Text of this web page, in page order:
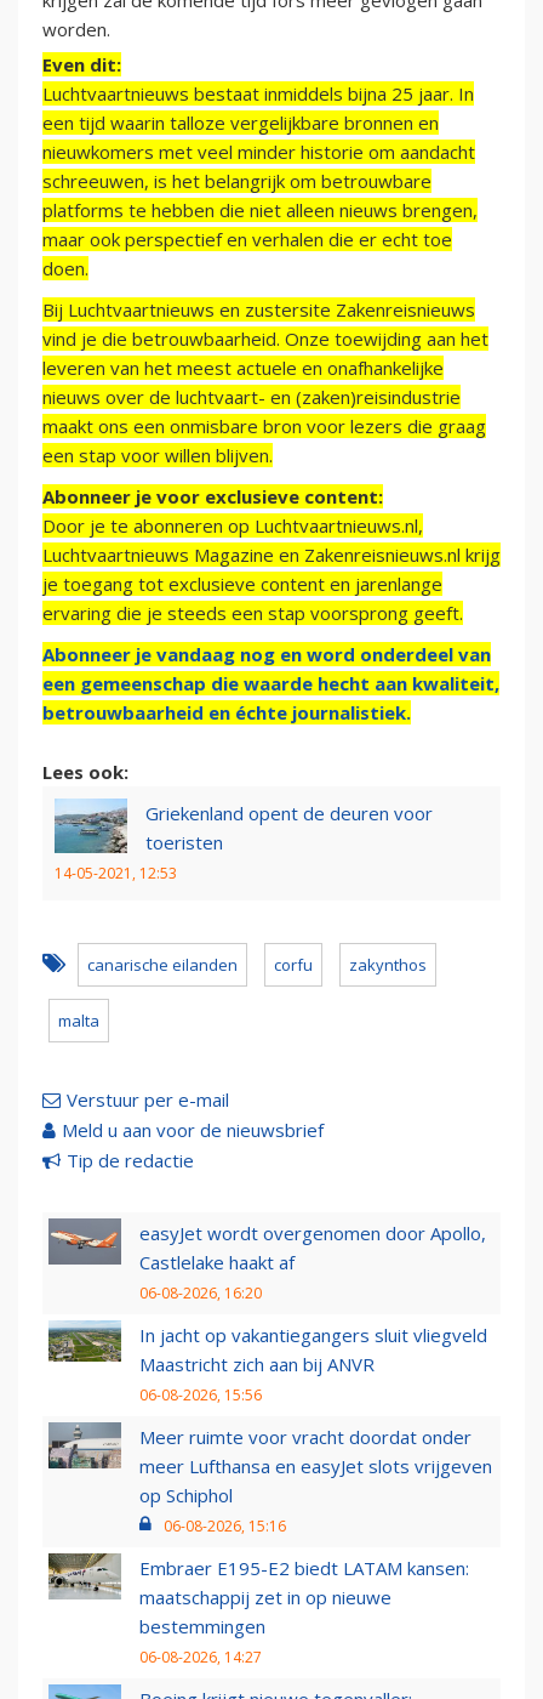
worden.
Even dit:
Luchtvaartnieuws bestaat inmiddels bijna 25 jaar. In
een tijd waarin talloze vergelijkbare bronnen en
nieuwkomers met veel minder historie om aandacht
schreeuwen, is het belangrijk om betrouwbare
platforms te hebben die niet alleen nieuws brengen,
maar ook perspectief en verhalen die er echt toe
doen.
Bij Luchtvaartnieuws en zustersite Zakenreisnieuws
vind je die betrouwbaarheid. Onze toewijding aan het
leveren van het meest actuele en onafhankelijke
nieuws over de luchtvaart- en (zaken)reisindustrie
maakt ons een onmisbare bron voor lezers die graag
een stap voor willen blijven.
Abonneer je voor exclusieve content:
Door je te abonneren op Luchtvaartnieuws.nl,
Luchtvaartnieuws Magazine en Zakenreisnieuws.nl krijg
je toegang tot exclusieve content en jarenlange
ervaring die je steeds een stap voorsprong geeft.
Abonneer je vandaag nog en word onderdeel van
een gemeenschap die waarde hecht aan kwaliteit,
betrouwbaarheid en échte journalistiek.
Lees ook:
Griekenland opent de deuren voor
toeristen
14-05-2021, 12:53
canarische eilanden corfu zakynthos
malta
Verstuur per e-mail
Meld u aan voor de nieuwsbrief
Tip de redactie
easyJet wordt overgenomen door Apollo,
Castlelake haakt af
06-08-2026, 16:20
In jacht op vakantiegangers sluit vliegveld
Maastricht zich aan bij ANVR
06-08-2026, 15:56
Meer ruimte voor vracht doordat onder
meer Lufthansa en easyJet slots vrijgeven
op Schiphol
06-08-2026, 15:16
Embraer E195-E2 biedt LATAM kansen:
maatschappij zet in op nieuwe
bestemmingen
06-08-2026, 14:27